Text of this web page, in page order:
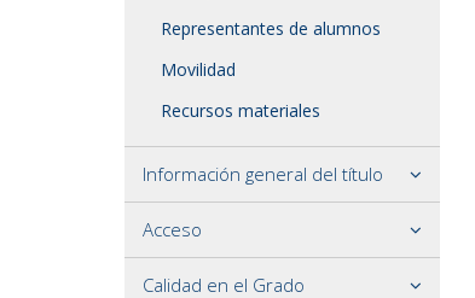
Representantes de alumnos
Movilidad
Recursos materiales
Información general del título
Acceso
Calidad en el Grado